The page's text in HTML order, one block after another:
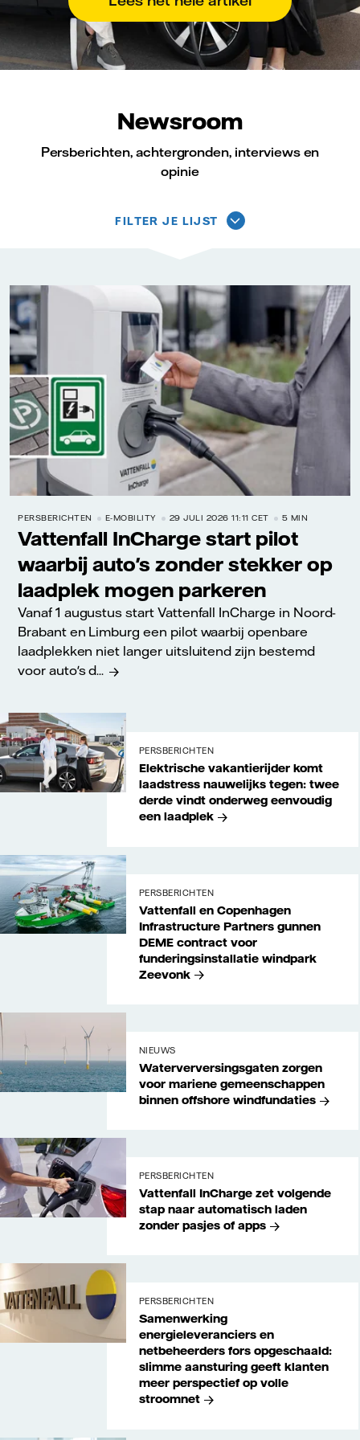
Newsroom
Persberichten, achtergronden, interviews en
opinie
FILTER JE LIJST
Vattenfall/Jorrit Lousberg
PERSBERICHTEN E-MOBILITY 29 JULI 2026 11:11 CET 5 MIN
Vattenfall InCharge start pilot
waarbij auto's zonder stekker op
laadplek mogen parkeren
Vanaf 1 augustus start Vattenfall InCharge in Noord-
Brabant en Limburg een pilot waarbij openbare
laadplekken niet langer uitsluitend zijn bestemd
voor auto's d...
Vattenfall/Jeanette
Hägglund
PERSBERICHTEN
Elektrische vakantierijder komt
laadstress nauwelijks tegen: twee
derde vindt onderweg eenvoudig
een laadplek
PERSBERICHTEN
Vattenfall en Copenhagen
Infrastructure Partners gunnen
DEME contract voor
funderingsinstallatie windpark
Zeevonk
Vattenfall
NIEUWS
Waterverversingsgaten zorgen
voor mariene gemeenschappen
binnen offshore windfundaties
Vattenfall
PERSBERICHTEN
Vattenfall InCharge zet volgende
stap naar automatisch laden
zonder pasjes of apps
PERSBERICHTEN
Samenwerking
energieleveranciers en
netbeheerders fors opgeschaald:
slimme aansturing geeft klanten
meer perspectief op volle
stroomnet